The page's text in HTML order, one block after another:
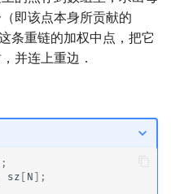
即该点本身所贡献的
条重链的加权中点，把它
并连上重边．
sz [ N ];